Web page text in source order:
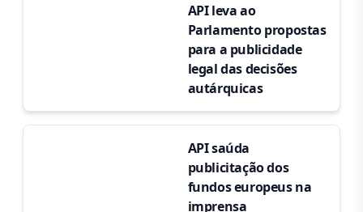
API leva ao
Parlamento propostas
para a publicidade
legal das decisões
autárquicas
API saúda
publicitação dos
fundos europeus na
imprensa